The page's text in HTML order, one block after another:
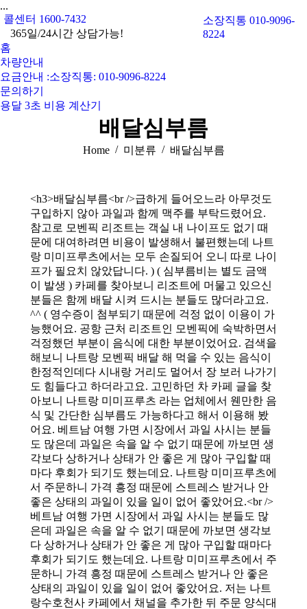
...
콜센터 1600-7432
365일/24시간 상담가능!
소장직통 010-9096-
8224
홈
차량안내
요금안내 :소장직통: 010-9096-8224
문의하기
용달 3초 비용 계산기
배달심부름
You are here:
Home 미분류 배달심부름
<h3>배달심부름<br />급하게 들어오느라 아무것도
구입하지 않아 과일과 함께 맥주를 부탁드렸어요.
참고로 모벤픽 리조트는 객실 내 나이프도 없기 때
문에 대여하려면 비용이 발생해서 불편했는데 나트
랑 미미프루츠에서는 모두 손질되어 오니 따로 나이
프가 필요치 않았답니다. ) ( 심부름비는 별도 금액
이 발생 ) 카페를 찾아보니 리조트에 머물고 있으신
분들은 함께 배달 시켜 드시는 분들도 많더라고요.
^^ ( 영수증이 첨부되기 때문에 걱정 없이 이용이 가
능했어요. 공항 근처 리조트인 모벤픽에 숙박하면서
걱정했던 부분이 음식에 대한 부분이었어요. 검색을
해보니 나트랑 모벤픽 배달 해 먹을 수 있는 음식이
한정적인데다 시내랑 거리도 멀어서 장 보러 나가기
도 힘들다고 하더라고요. 고민하던 차 카페 글을 찾
아보니 나트랑 미미프루츠 라는 업체에서 웬만한 음
식 및 간단한 심부름도 가능하다고 해서 이용해 봤
어요. 베트남 여행 가면 시장에서 과일 사시는 분들
도 많은데 과일은 속을 알 수 없기 때문에 까보면 생
각보다 상하거나 상태가 안 좋은 게 많아 구입할 때
마다 후회가 되기도 했는데요. 나트랑 미미프루츠에
서 주문하니 가격 흥정 때문에 스트레스 받거나 안
좋은 상태의 과일이 있을 일이 없어 좋았어요.<br />
베트남 여행 가면 시장에서 과일 사시는 분들도 많
은데 과일은 속을 알 수 없기 때문에 까보면 생각보
다 상하거나 상태가 안 좋은 게 많아 구입할 때마다
후회가 되기도 했는데요. 나트랑 미미프루츠에서 주
문하니 가격 흥정 때문에 스트레스 받거나 안 좋은
상태의 과일이 있을 일이 없어 좋았어요. 저는 나트
랑수호천사 카페에서 채널을 추가한 뒤 주문 양식대